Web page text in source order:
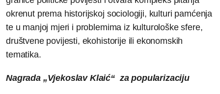
okrenut prema historijskoj sociologiji, kulturi pamćenja
te u manjoj mjeri i problemima iz kulturološke sfere,
društvene povijesti, ekohistorije ili ekonomskih
tematika.
Nagrada „Vjekoslav Klaić“ za popularizaciju